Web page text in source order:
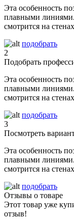
Эта особенность
плавными
смотрится на
подобрать
2
Подобрать
Эта особенность
плавными
смотрится на
подобрать
3
Посмотреть
Эта особенность
плавными
смотрится на
подобрать
Отзывы о товаре
Этот товар уже
отзыв!